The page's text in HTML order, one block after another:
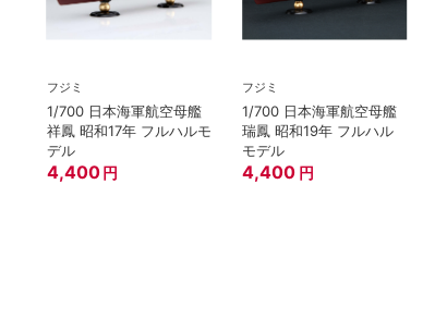
フジミ
1/700 日本海軍航空母艦
祥鳳 昭和17年 フルハルモ
デル
4,400 円
フジミ
1/700 日本海軍航空母艦
瑞鳳 昭和19年 フルハル
モデル
4,400 円